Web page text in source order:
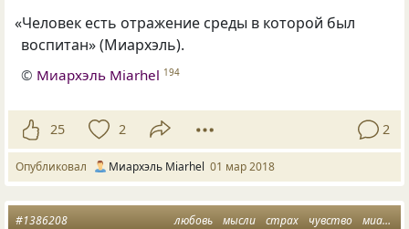
«Человек есть отражение среды в которой был
воспитан»(Миархэль).
© Миархэль Miarhel 194
25 2 2
Опубликовал Миархэль Miarhel 01 мар 2018
любовь мысли страх чувство миархэль
#1386208